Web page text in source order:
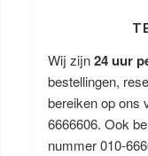
Wij zijn24 uur
bestellingen,
bereiken op ons
6666606. Ook
nummer 010-